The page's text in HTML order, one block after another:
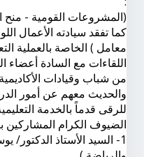
(المشروعات القومية - منح
كما تفقد سيادته الأعمال
معامل ) الخاصة بالعملية
اللقاءات مع السادة أعضاء
من شباب وقيادات
والحديث معهم عن أمور
للرقى قدماً بالخدمة
الضيوف الكرام المشاركين
1- السيد الأستاذ